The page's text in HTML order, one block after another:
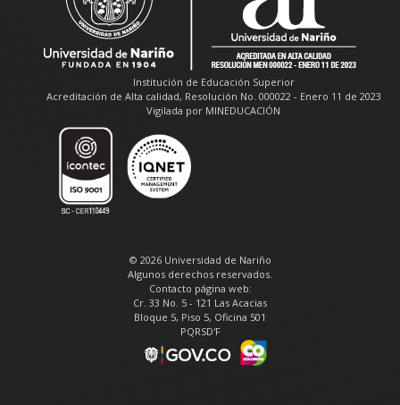
Institución de Educación Superior
Acreditación de Alta calidad, Resolución No. 000022 - Enero 11 de 2023
Vigilada por MINEDUCACIÓN
© 2026 Universidad de Nariño
Algunos derechos reservados.
Contacto página web:
Cr. 33 No. 5 - 121 Las Acacias
Bloque 5, Piso 5, Oficina 501
PQRSD'F